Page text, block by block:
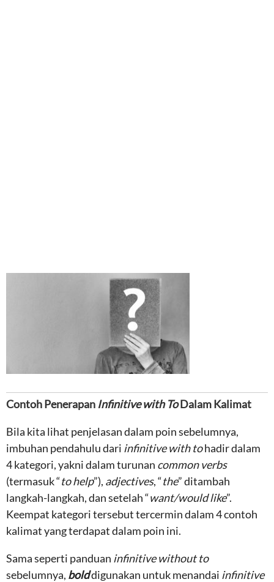
Contoh Penerapan Infinitive with ToDalam Kalimat
Bila kita lihat penjelasan dalam poin sebelumnya,
imbuhan pendahulu dari infinitive with tohadir dalam
4 kategori, yakni dalam turunan common verbs
(termasuk “to help”), adjectives, “the” ditambah
langkah-langkah, dan setelah “want/would like”.
Keempat kategori tersebut tercermin dalam 4 contoh
kalimat yang terdapat dalam poin ini.
Sama seperti panduan infinitive without to
sebelumnya, bolddigunakan untuk menandai infinitive